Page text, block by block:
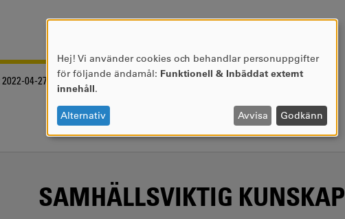
2022-04-27
SAMHÄLLSVIKTIG KUNSKAP
ANVÄNDNING
AV
OCH
COOKIES
Hej! Vi använder cookies och behandlar personuppgifter
för följande ändamål: Funktionell & Inbäddat externt
innehåll.
Alternativ Avvisa Godkänn